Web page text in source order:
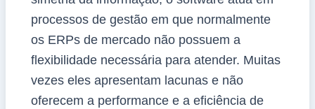
processos de gestão em que normalmente
os ERPs de mercado não possuem a
flexibilidade necessária para atender. Muitas
vezes eles apresentam lacunas e não
oferecem a performance e a eficiência de